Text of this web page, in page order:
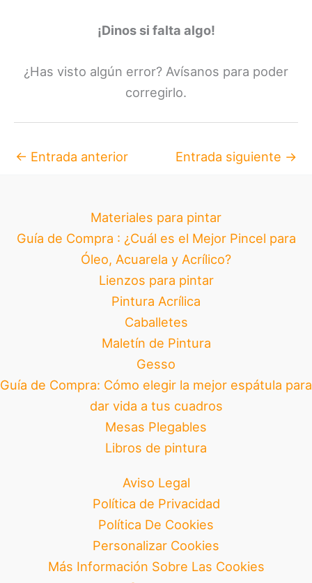
¡Dinos si falta algo!
¿Has visto algún error? Avísanos para poder
corregirlo.
← Entrada anterior Entrada siguiente →
Materiales para pintar
Guía de Compra : ¿Cuál es el Mejor Pincel para
Óleo, Acuarela y Acrílico?
Lienzos para pintar
Pintura Acrílica
Caballetes
Maletín de Pintura
Gesso
Guía de Compra: Cómo elegir la mejor espátula para
dar vida a tus cuadros
Mesas Plegables
Libros de pintura
Aviso Legal
Política de Privacidad
Política De Cookies
Personalizar Cookies
Más Información Sobre Las Cookies